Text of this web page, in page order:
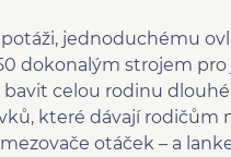
jednoduchému
dokonalým strojem pro
celou rodinu
které dávají rodičům
otáček – a